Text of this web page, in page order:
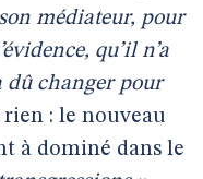
médiateur, pour
qu’il n’a
dû changer pour
rien : le nouveau
à dominé dans le